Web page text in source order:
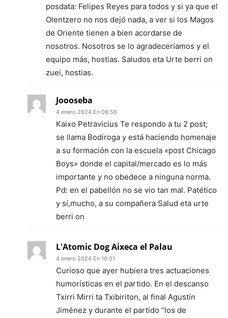
posdata: Felipes Reyes para todos y si ya que el
Olentzero no nos dejó nada, a ver si los Magos
de Oriente tienen a bien acordarse de
nosotros. Nosotros se lo agradeceríamos y el
equipo más, hostias. Saludos eta Urte berri on
zuei, hostias.
Joooseba
4 enero 2024 En 09:56
Kaixo Petravicius Te respondo a tu 2 post;
se llama Bodiroga y está haciendo homenaje
a su formación con la escuela «post Chicago
Boys» donde el capital/mercado es lo más
importante y no obedece a ninguna norma.
Pd: en el pabellón no se vio tan mal. Patético
y sí,mucho, a su compañera Salud eta urte
berri on
L'Atomic Dog Aixeca el Palau
4 enero 2024 En 10:51
Curioso que ayer hubiera tres actuaciones
humorísticas en el partido. En el descanso
Txirri Mirri ta Txibiriton, al final Agustín
Jiménez y durante el partido “los de